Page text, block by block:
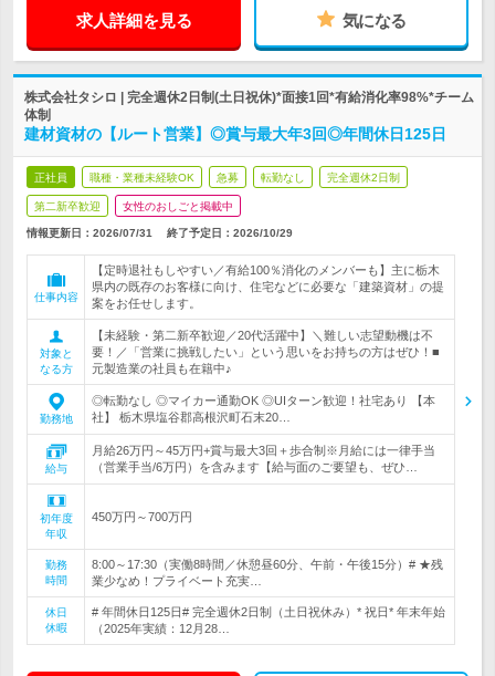
求人詳細を見る 気になる
株式会社タシロ | 完全週休2日制(土日祝休)*面接1回*有給消化率98%*チーム
体制
建材資材の【ルート営業】◎賞与最大年3回◎年間休日125日
正社員 職種・業種未経験OK 急募 転勤なし 完全週休2日制
第二新卒歓迎 女性のおしごと掲載中
情報更新日：2026/07/31 終了予定日： 2026/10/29
仕事内容
【定時退社もしやすい／有給100％消化のメンバーも】主に栃木
県内の既存のお客様に向け、住宅などに必要な「建築資材」の提
案をお任せします。
対象と
なる方
【未経験・第二新卒歓迎／20代活躍中】＼難しい志望動機は不
要！／「営業に挑戦したい」という思いをお持ちの方はぜひ！■
元製造業の社員も在籍中♪
勤務地
◎転勤なし ◎マイカー通勤OK ◎UIターン歓迎！社宅あり 【本
社】 栃木県塩谷郡高根沢町石末20…
給与
月給26万円～45万円+賞与最大3回＋歩合制※月給には一律手当
（営業手当/6万円）を含みます【給与面のご要望も、ぜひ…
初年度
年収
450万円～700万円
勤務
時間
8:00～17:30（実働8時間／休憩昼60分、午前・午後15分）# ★残
業少なめ！プライベート充実…
休日
休暇
# 年間休日125日# 完全週休2日制（土日祝休み）* 祝日* 年末年始
（2025年実績：12月28…